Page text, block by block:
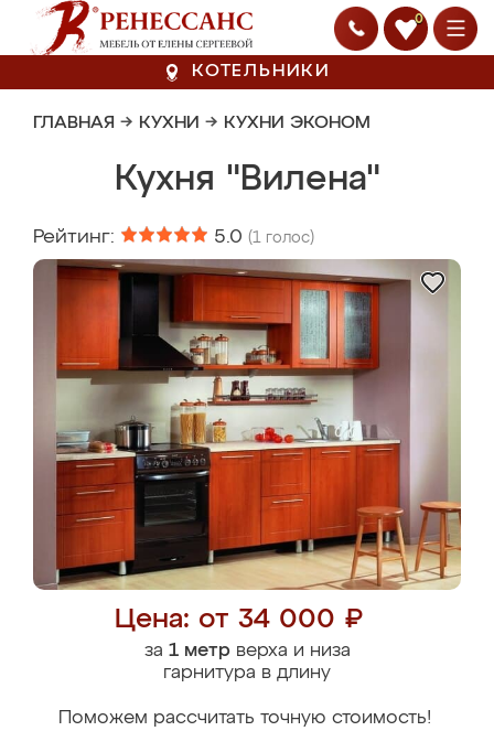
0
КОТЕЛЬНИКИ
ГЛАВНАЯ → КУХНИ → КУХНИ ЭКОНОМ
Кухня "Вилена"
Рейтинг: 5.0 (1 голос)
Цена: от 34 000 ₽
за 1 метрверха и низа
гарнитура в длину
Поможем рассчитать точную стоимость!